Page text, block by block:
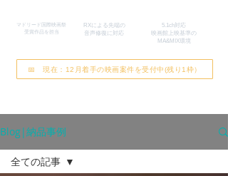
マドリード国際映画祭
​受賞作品を担当
RXによる先端の
​音声修復に対応
5.1ch対応
映画館上映基準の
MA&MIX環境
📅 現在：12月着手の映画案件を受付中(残り1枠）
Blog|納品事例
全ての記事